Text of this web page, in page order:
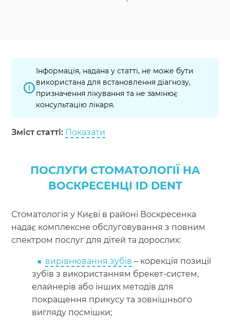
Інформація, надана у статті, не може бути
використана для встановлення діагнозу,
призначення лікування та не замінює
консультацію лікаря.
Зміст статті: Показати
ПОСЛУГИ СТОМАТОЛОГІЇ НА
ВОСКРЕСЕНЦІ ID DENT
Стоматологія у Києві в районі Воскресенка
надає комплексне обслуговування з повним
спектром послуг для дітей та дорослих:
вирівнювання зубів – корекція позиції
зубів з використанням брекет-систем,
елайнерів або інших методів для
покращення прикусу та зовнішнього
вигляду посмішки;